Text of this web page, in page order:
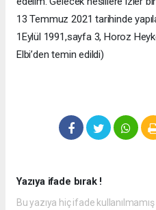
13 Temmuz 2021 tarihinde
1Eylül 1991,sayfa 3, Horoz
Elbi’den temin edildi)
Yazıya ifade bırak !
Bu yazıya hiç ifade